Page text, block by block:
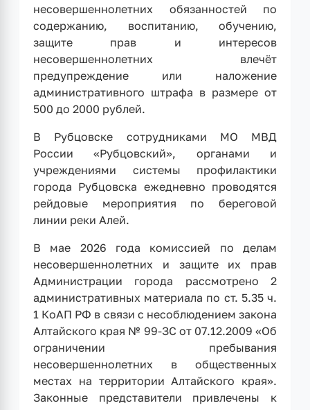
несовершеннолетних обязанностей по
содержанию, воспитанию, обучению,
защите прав и интересов
несовершеннолетних влечёт
предупреждение или наложение
административного штрафа в размере от
500 до 2000 рублей.
В Рубцовске сотрудниками МО МВД
России «Рубцовский», органами и
учреждениями системы профилактики
города Рубцовска ежедневно проводятся
рейдовые мероприятия по береговой
линии реки Алей.
В мае 2026 года комиссией по делам
несовершеннолетних и защите их прав
Администрации города рассмотрено 2
административных материала по ст. 5.35 ч.
1 КоАП РФ в связи с несоблюдением закона
Алтайского края № 99-ЗС от 07.12.2009 «Об
ограничении пребывания
несовершеннолетних в общественных
местах на территории Алтайского края».
Законные представители привлечены к